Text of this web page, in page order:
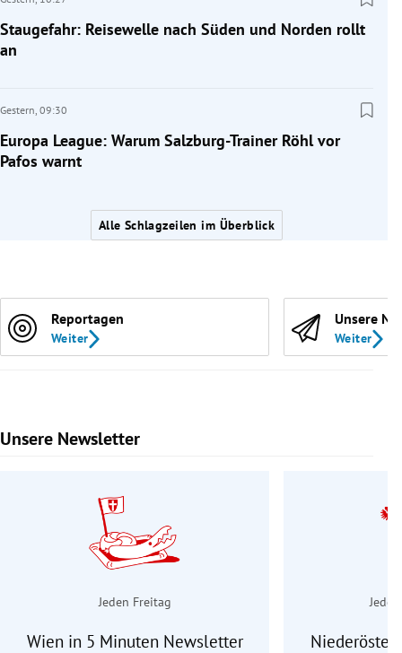
Staugefahr: Reisewelle nach Süden und Norden rollt
an
Gestern, 09:30
Europa League: Warum Salzburg-Trainer Röhl vor
Pafos warnt
Alle Schlagzeilen im Überblick
Reportagen
Weiter
Unsere
Weiter
Unsere Newsletter
Slide 1 von 9
Jeden Freitag
Wien in 5 Minuten Newsletter